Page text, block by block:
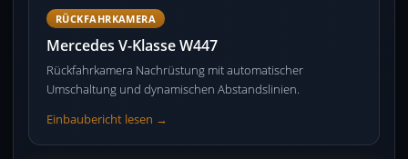
RÜCKFAHRKAMERA
Mercedes V-Klasse W447
Rückfahrkamera Nachrüstung mit automatischer
Umschaltung und dynamischen Abstandslinien.
Einbaubericht lesen →